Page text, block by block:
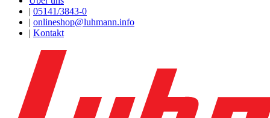
| 05141/3843-0
| onlineshop@luhmann.info
| Kontakt